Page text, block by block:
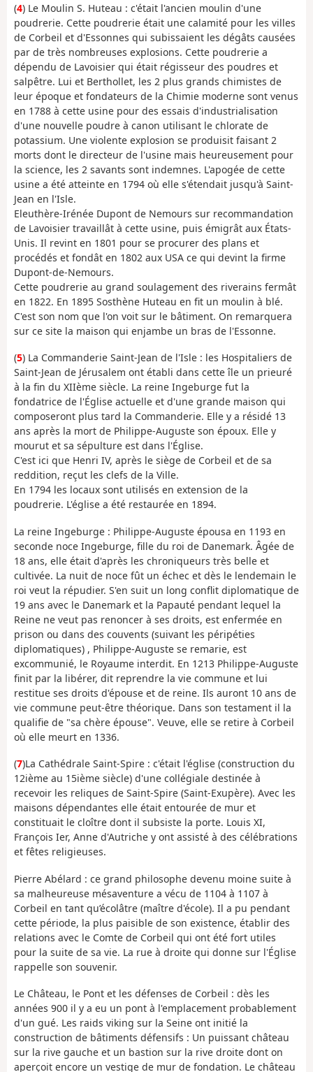
(4) Le Moulin S. Huteau : c'était l'ancien moulin d'une
poudrerie. Cette poudrerie était une calamité pour les villes
de Corbeil et d'Essonnes qui subissaient les dégâts causées
par de très nombreuses explosions. Cette poudrerie a
dépendu de Lavoisier qui était régisseur des poudres et
salpêtre. Lui et Berthollet, les 2 plus grands chimistes de
leur époque et fondateurs de la Chimie moderne sont venus
en 1788 à cette usine pour des essais d'industrialisation
d'une nouvelle poudre à canon utilisant le chlorate de
potassium. Une violente explosion se produisit faisant 2
morts dont le directeur de l'usine mais heureusement pour
la science, les 2 savants sont indemnes. L'apogée de cette
usine a été atteinte en 1794 où elle s'étendait jusqu'à Saint-
Jean en l'Isle.
Eleuthère-Irénée Dupont de Nemours sur recommandation
de Lavoisier travaillât à cette usine, puis émigrât aux États-
Unis. Il revint en 1801 pour se procurer des plans et
procédés et fondât en 1802 aux USA ce qui devint la firme
Dupont-de-Nemours.
Cette poudrerie au grand soulagement des riverains fermât
en 1822. En 1895 Sosthène Huteau en fit un moulin à blé.
C'est son nom que l'on voit sur le bâtiment. On remarquera
sur ce site la maison qui enjambe un bras de l'Essonne.
(5) La Commanderie Saint-Jean de l'Isle : les Hospitaliers de
Saint-Jean de Jérusalem ont établi dans cette île un prieuré
à la fin du XIIème siècle. La reine Ingeburge fut la
fondatrice de l'Église actuelle et d'une grande maison qui
composeront plus tard la Commanderie. Elle y a résidé 13
ans après la mort de Philippe-Auguste son époux. Elle y
mourut et sa sépulture est dans l'Église.
C'est ici que Henri IV, après le siège de Corbeil et de sa
reddition, reçut les clefs de la Ville.
En 1794 les locaux sont utilisés en extension de la
poudrerie. L'église a été restaurée en 1894.
La reine Ingeburge : Philippe-Auguste épousa en 1193 en
seconde noce Ingeburge, fille du roi de Danemark. Âgée de
18 ans, elle était d'après les chroniqueurs très belle et
cultivée. La nuit de noce fût un échec et dès le lendemain le
roi veut la répudier. S'en suit un long conflit diplomatique de
19 ans avec le Danemark et la Papauté pendant lequel la
Reine ne veut pas renoncer à ses droits, est enfermée en
prison ou dans des couvents (suivant les péripéties
diplomatiques) , Philippe-Auguste se remarie, est
excommunié, le Royaume interdit. En 1213 Philippe-Auguste
finit par la libérer, dit reprendre la vie commune et lui
restitue ses droits d'épouse et de reine. Ils auront 10 ans de
vie commune peut-être théorique. Dans son testament il la
qualifie de "sa chère épouse". Veuve, elle se retire à Corbeil
où elle meurt en 1336.
(7)La Cathédrale Saint-Spire : c'était l'église (construction du
12ième au 15ième siècle) d'une collégiale destinée à
recevoir les reliques de Saint-Spire (Saint-Exupère). Avec les
maisons dépendantes elle était entourée de mur et
constituait le cloître dont il subsiste la porte. Louis XI,
François Ier, Anne d'Autriche y ont assisté à des célébrations
et fêtes religieuses.
Pierre Abélard : ce grand philosophe devenu moine suite à
sa malheureuse mésaventure a vécu de 1104 à 1107 à
Corbeil en tant qu’écolâtre (maître d'école). Il a pu pendant
cette période, la plus paisible de son existence, établir des
relations avec le Comte de Corbeil qui ont été fort utiles
pour la suite de sa vie. La rue à droite qui donne sur l'Église
rappelle son souvenir.
Le Château, le Pont et les défenses de Corbeil : dès les
années 900 il y a eu un pont à l'emplacement probablement
d'un gué. Les raids viking sur la Seine ont initié la
construction de bâtiments défensifs : Un puissant château
sur la rive gauche et un bastion sur la rive droite dont on
aperçoit encore un vestige de mur de fondation. Le château